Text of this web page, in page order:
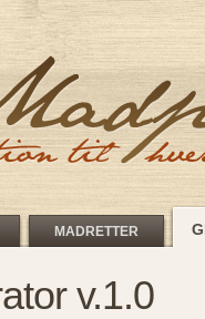
v.1.0
MADRETTER